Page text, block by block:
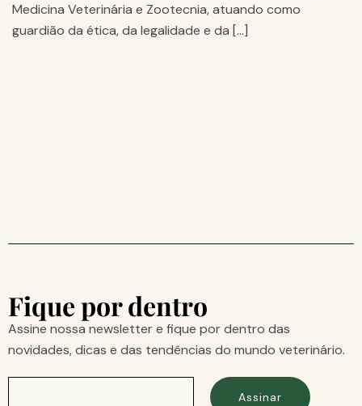
Medicina Veterinária e Zootecnia, atuando como
guardião da ética, da legalidade e da […]
Fique por dentro
Assine nossa newsletter e fique por dentro das
novidades, dicas e das tendências do mundo veterinário.
Assinar